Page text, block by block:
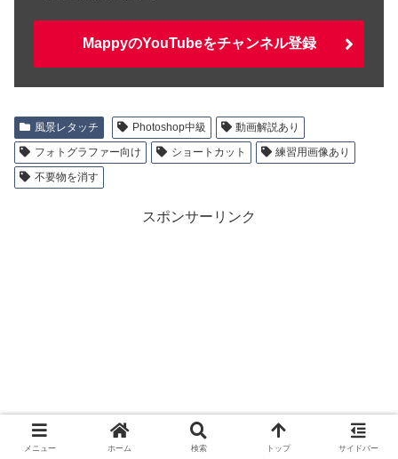
MappyのYouTubeをチャンネル登録
風景レタッチ Photoshop中級
動画解説あり
フォトグラファー向け
ショートカット
練習用画像あり
不要物を消す
スポンサーリンク
メニュー ホーム 検索 トップ サイドバー